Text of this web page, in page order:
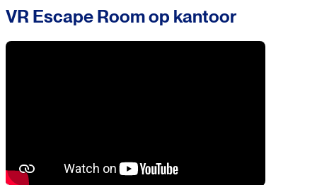
VR Escape Room op kantoor